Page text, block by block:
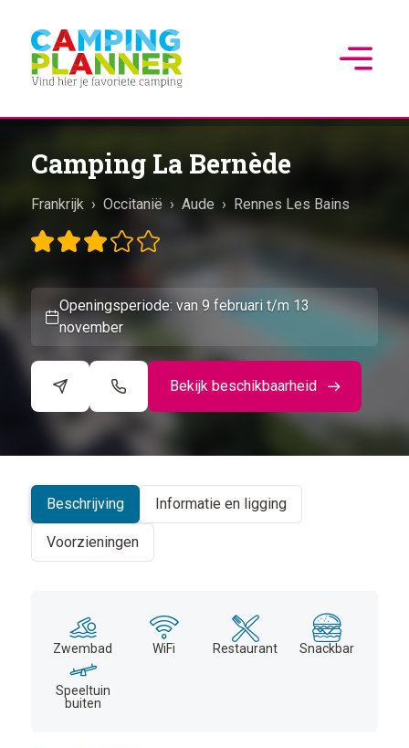
Camping La Bernède
Frankrijk › Occitanië › Aude › Rennes Les Bains
Openingsperiode: van 9 februari t/m 13
november
Bekijk beschikbaarheid
+
Beschrijving Informatie en ligging
Voorzieningen
Zwembad WiFi Restaurant Snackbar
Speeltuin
buiten